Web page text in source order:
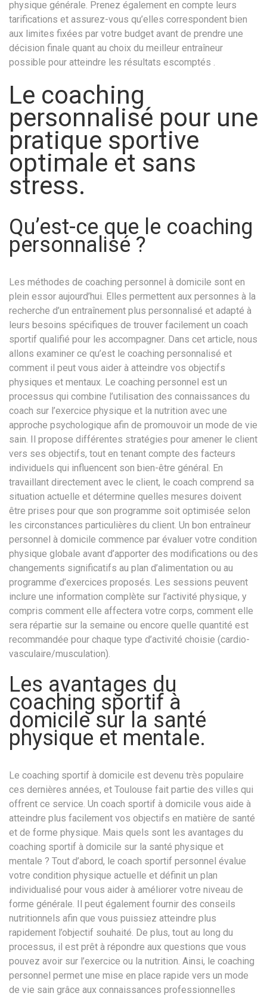
physique générale. Prenez également en compte leurs
tarifications et assurez-vous qu’elles correspondent bien
aux limites fixées par votre budget avant de prendre une
décision finale quant au choix du meilleur entraîneur
possible pour atteindre les résultats escomptés .
Le coaching
personnalisé pour une
pratique sportive
optimale et sans
stress.
Qu’est-ce que le coaching
personnalisé ?
Les méthodes de coaching personnel à domicile sont en
plein essor aujourd’hui. Elles permettent aux personnes à la
recherche d’un entraînement plus personnalisé et adapté à
leurs besoins spécifiques de trouver facilement un coach
sportif qualifié pour les accompagner. Dans cet article, nous
allons examiner ce qu’est le coaching personnalisé et
comment il peut vous aider à atteindre vos objectifs
physiques et mentaux. Le coaching personnel est un
processus qui combine l’utilisation des connaissances du
coach sur l’exercice physique et la nutrition avec une
approche psychologique afin de promouvoir un mode de vie
sain. Il propose différentes stratégies pour amener le client
vers ses objectifs, tout en tenant compte des facteurs
individuels qui influencent son bien-être général. En
travaillant directement avec le client, le coach comprend sa
situation actuelle et détermine quelles mesures doivent
être prises pour que son programme soit optimisée selon
les circonstances particulières du client. Un bon entraîneur
personnel à domicile commence par évaluer votre condition
physique globale avant d’apporter des modifications ou des
changements significatifs au plan d’alimentation ou au
programme d’exercices proposés. Les sessions peuvent
inclure une information complète sur l’activité physique, y
compris comment elle affectera votre corps, comment elle
sera répartie sur la semaine ou encore quelle quantité est
recommandée pour chaque type d’activité choisie (cardio-
vasculaire/musculation).
Les avantages du
coaching sportif à
domicile sur la santé
physique et mentale.
Le coaching sportif à domicile est devenu très populaire
ces dernières années, et Toulouse fait partie des villes qui
offrent ce service. Un coach sportif à domicile vous aide à
atteindre plus facilement vos objectifs en matière de santé
et de forme physique. Mais quels sont les avantages du
coaching sportif à domicile sur la santé physique et
mentale ? Tout d’abord, le coach sportif personnel évalue
votre condition physique actuelle et définit un plan
individualisé pour vous aider à améliorer votre niveau de
forme générale. Il peut également fournir des conseils
nutritionnels afin que vous puissiez atteindre plus
rapidement l’objectif souhaité. De plus, tout au long du
processus, il est prêt à répondre aux questions que vous
pouvez avoir sur l’exercice ou la nutrition. Ainsi, le coaching
personnel permet une mise en place rapide vers un mode
de vie sain grâce aux connaissances professionnelles